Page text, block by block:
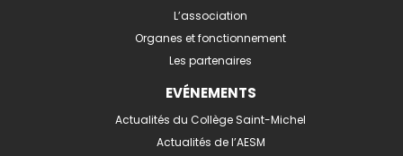
L’association
Organes et fonctionnement
Les partenaires
EVÉNEMENTS
Actualités du Collège Saint-Michel
Actualités de l’AESM